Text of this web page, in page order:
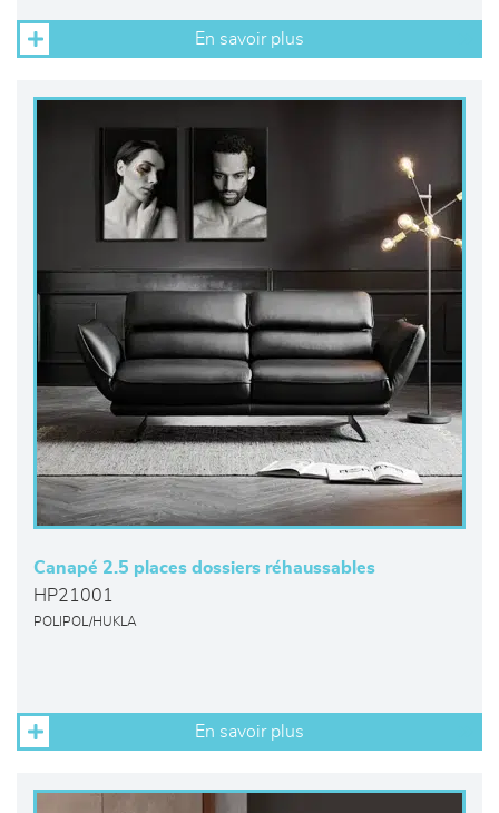
En savoir plus
Canapé 2.5 places dossiers réhaussables
HP21001
POLIPOL/HUKLA
En savoir plus